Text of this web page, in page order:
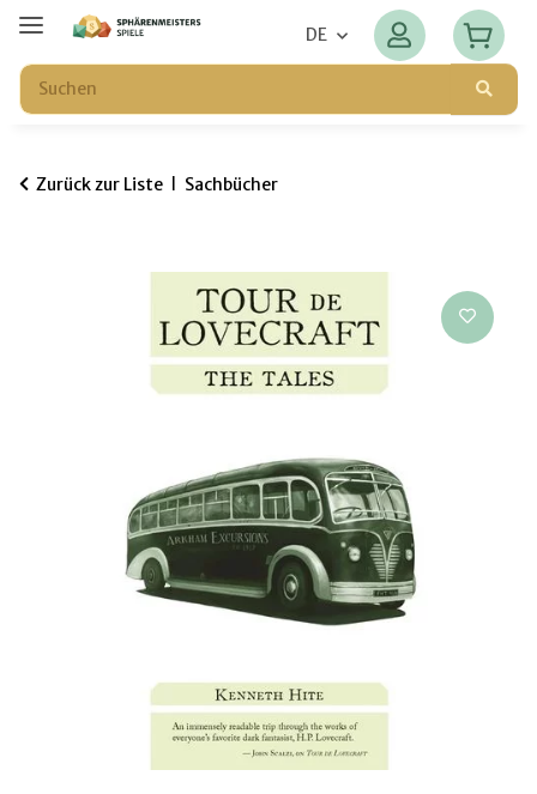
DE
Zurück zur Liste Sachbücher